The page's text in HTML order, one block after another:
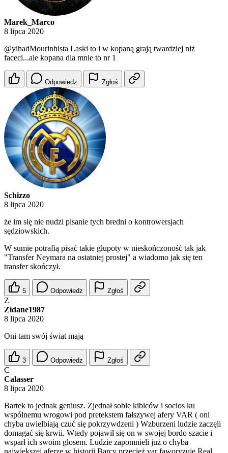
Marek_Marco
8 lipca 2020
@yihadMourinhista Laski to i w kopaną grają twardziej niż
faceci...ale kopana dla mnie to nr 1
Odpowiedz Zgłoś
Schizzo
8 lipca 2020
że im się nie nudzi pisanie tych bredni o kontrowersjach
sędziowskich.
W sumie potrafią pisać takie głupoty w nieskończoność tak jak
"Transfer Neymara na ostatniej prostej" a wiadomo jak się ten
transfer skończył.
5 Odpowiedz Zgłoś
Z
Zidane1987
8 lipca 2020
Oni tam swój świat mają
3 Odpowiedz Zgłoś
C
Calasser
8 lipca 2020
Bartek to jednak geniusz. Zjednał sobie kibiców i socios ku
wspólnemu wrogowi pod pretekstem fałszywej afery VAR ( oni
chyba uwielbiają czuć się pokrzywdzeni ) Wzburzeni ludzie zaczęli
domagać się krwii. Wtedy pojawił się on w swojej bordo szacie i
wsparł ich swoim głosem. Ludzie zapomnieli już o chyba
największej aferze w historii Barcy przecież var faworyzuje Real.